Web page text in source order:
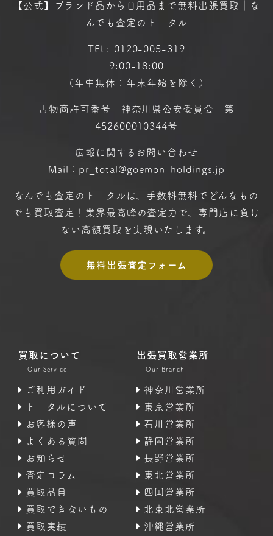
【公式】ブランド品から日用品まで無料出張買取｜な
んでも査定のトータル
TEL: 0120-005-319
9:00-18:00
（年中無休：年末年始を除く）
古物商許可番号 神奈川県公安委員会 第
452600010344号
広報に関するお問い合わせ
Mail：pr_total@goemon-holdings.jp
なんでも査定のトータルは、手数料無料で どんなもの
でも買取査定！ 業界最高峰の査定力で、専門店に 負け
ない高額買取を実現いたします。
無料出張査定フォーム
買取について
- Our Service -
ご利用ガイド
トータルについて
お客様の声
よくある質問
お知らせ
査定コラム
買取品目
買取できないもの
買取実績
出張買取営業所
- Our Branch -
神奈川営業所
東京営業所
石川営業所
静岡営業所
長野営業所
東北営業所
四国営業所
北東北営業所
沖縄営業所